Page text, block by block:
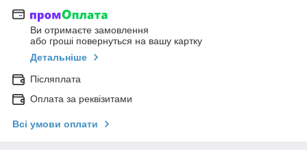
Ви отримаєте замовлення
або гроші повернуться на вашу картку
Детальніше
Післяплата
Оплата за реквізитами
Всі умови оплати